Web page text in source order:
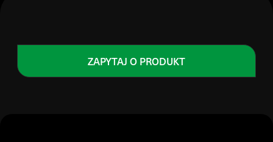
ZAPYTAJ O PRODUKT